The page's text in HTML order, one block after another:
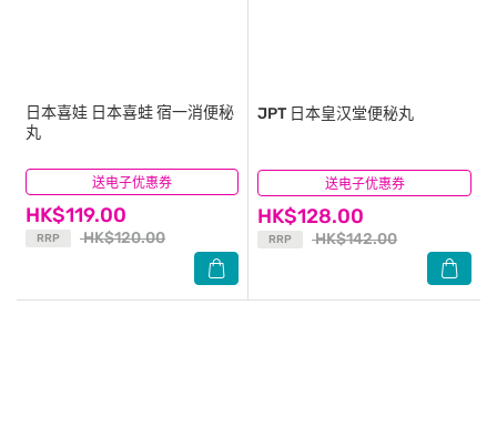
送电子优惠券
日本喜娃 日本喜蛙 宿一消便秘
丸
HK$119.00
RRP HK$120.00
(13) 送电子优惠券
JPT 日本皇汉堂便秘丸
HK$128.00
RRP HK$142.00
(7)